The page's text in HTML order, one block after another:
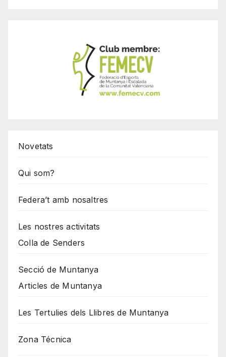
Novetats
Qui som?
Federa’t amb nosaltres
Les nostres activitats
Colla de Senders
Secció de Muntanya
Articles de Muntanya
Les Tertulies dels Llibres de Muntanya
Zona Técnica